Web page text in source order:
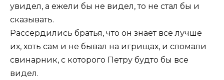
увидел, а ежели бы не видел, то не стал бы и
сказывать.
Рассердились братья, что он знает все лучше
их, хоть сам и не бывал на игрищах, и сломали
свинарник, с которого Петру будто бы все
видел.